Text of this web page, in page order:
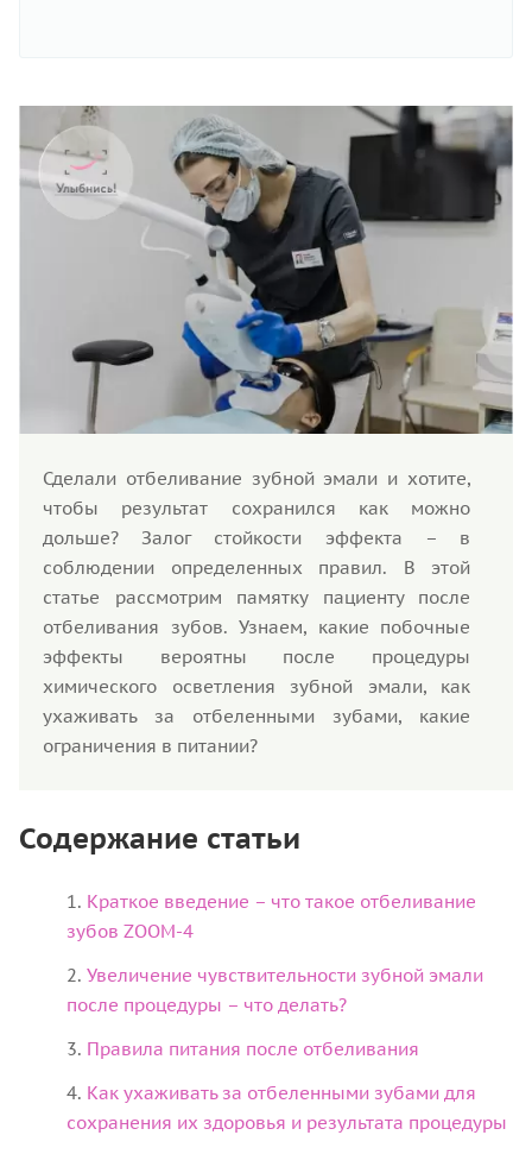
Сделали отбеливание зубной эмали и хотите,
чтобы результат сохранился как можно
дольше? Залог стойкости эффекта – в
соблюдении определенных правил. В этой
статье рассмотрим памятку пациенту после
отбеливания зубов. Узнаем, какие побочные
эффекты вероятны после процедуры
химического осветления зубной эмали, как
ухаживать за отбеленными зубами, какие
ограничения в питании?
Содержание статьи
Краткое введение – что такое отбеливание
зубов ZOOM-4
Увеличение чувствительности зубной эмали
после процедуры – что делать?
Правила питания после отбеливания
Как ухаживать за отбеленными зубами для
сохранения их здоровья и результата процедуры